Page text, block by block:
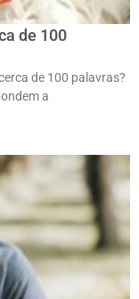
de 100
de 100 palavras?
a